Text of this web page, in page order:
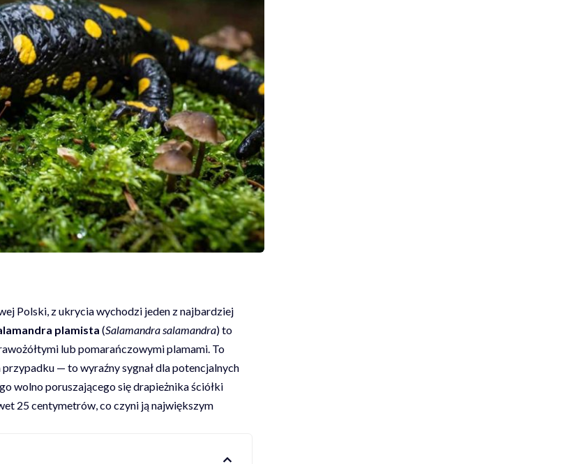
Polski, z ukrycia wychodzi jeden z najbardziej
plamista (Salamandra salamandra) to
lub pomarańczowymi plamami. To
— to wyraźny sygnał dla potencjalnych
wolno poruszającego się drapieżnika ściółki
25 centymetrów, co czyni ją największym